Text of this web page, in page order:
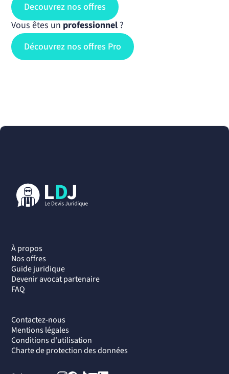
Decouvrez nos offres
Vous êtes un professionnel ?
Découvrez nos offres Pro
À propos
Nos offres
Guide juridique
Devenir avocat partenaire
FAQ
Contactez-nous
Mentions légales
Conditions d'utilisation
Charte de protection des données